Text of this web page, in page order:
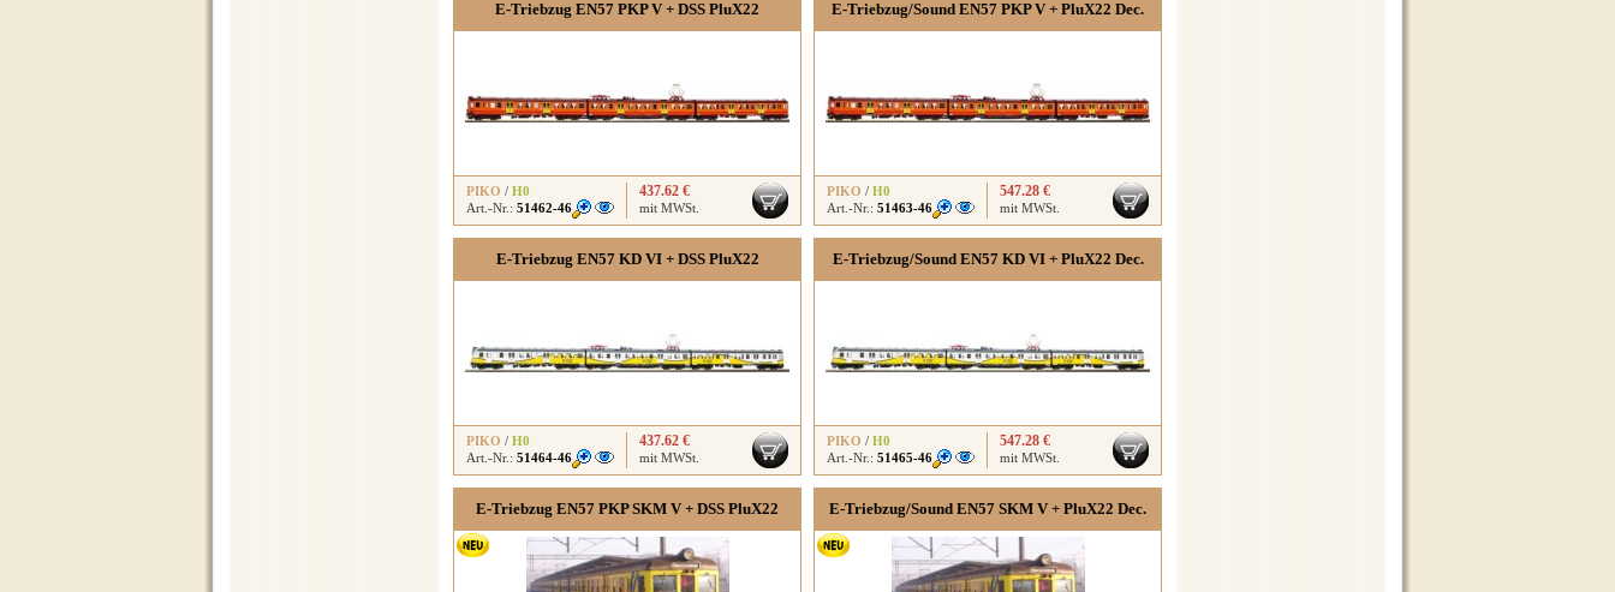
E-Triebzug EN57 PKP V + DSS PluX22
PIKO / H0
Art.-Nr.: 51462-46
437.62 €
mit MWSt.
E-Triebzug/Sound EN57 PKP V + PluX22 Dec.
PIKO / H0
Art.-Nr.: 51463-46
547.28 €
mit MWSt.
E-Triebzug EN57 KD VI + DSS PluX22
PIKO / H0
Art.-Nr.: 51464-46
437.62 €
mit MWSt.
E-Triebzug/Sound EN57 KD VI + PluX22 Dec.
PIKO / H0
Art.-Nr.: 51465-46
547.28 €
mit MWSt.
E-Triebzug EN57 PKP SKM V + DSS PluX22 E-Triebzug/Sound EN57 SKM V + PluX22 Dec.